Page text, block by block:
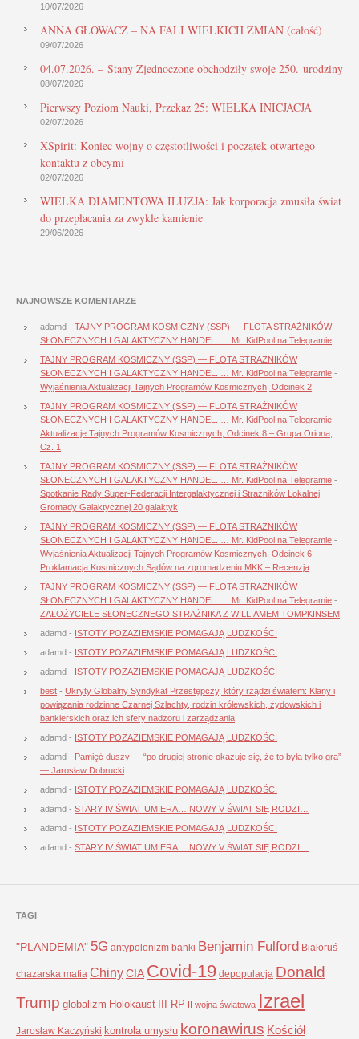
10/07/2026
ANNA GŁOWACZ – NA FALI WIELKICH ZMIAN (całość)
09/07/2026
04.07.2026. – Stany Zjednoczone obchodziły swoje 250. urodziny
08/07/2026
Pierwszy Poziom Nauki, Przekaz 25: WIELKA INICJACJA
02/07/2026
XSpirit: Koniec wojny o częstotliwości i początek otwartego
kontaktu z obcymi
02/07/2026
WIELKA DIAMENTOWA ILUZJA: Jak korporacja zmusiła świat
do przepłacania za zwykłe kamienie
29/06/2026
NAJNOWSZE KOMENTARZE
adamd - TAJNY PROGRAM KOSMICZNY (SSP) — FLOTA STRAŻNIKÓW
SŁONECZNYCH I GALAKTYCZNY HANDEL. … Mr. KidPool na Telegramie
TAJNY PROGRAM KOSMICZNY (SSP) — FLOTA STRAŻNIKÓW
SŁONECZNYCH I GALAKTYCZNY HANDEL. … Mr. KidPool na Telegramie -
Wyjaśnienia Aktualizacji Tajnych Programów Kosmicznych, Odcinek 2
TAJNY PROGRAM KOSMICZNY (SSP) — FLOTA STRAŻNIKÓW
SŁONECZNYCH I GALAKTYCZNY HANDEL. … Mr. KidPool na Telegramie -
Aktualizacje Tajnych Programów Kosmicznych, Odcinek 8 – Grupa Oriona,
Cz. 1
TAJNY PROGRAM KOSMICZNY (SSP) — FLOTA STRAŻNIKÓW
SŁONECZNYCH I GALAKTYCZNY HANDEL. … Mr. KidPool na Telegramie -
Spotkanie Rady Super-Federacji Intergalaktycznej i Strażników Lokalnej
Gromady Galaktycznej 20 galaktyk
TAJNY PROGRAM KOSMICZNY (SSP) — FLOTA STRAŻNIKÓW
SŁONECZNYCH I GALAKTYCZNY HANDEL. … Mr. KidPool na Telegramie -
Wyjaśnienia Aktualizacji Tajnych Programów Kosmicznych, Odcinek 6 –
Proklamacja Kosmicznych Sądów na zgromadzeniu MKK – Recenzja
TAJNY PROGRAM KOSMICZNY (SSP) — FLOTA STRAŻNIKÓW
SŁONECZNYCH I GALAKTYCZNY HANDEL. … Mr. KidPool na Telegramie -
ZAŁOŻYCIELE SŁONECZNEGO STRAŻNIKA Z WILLIAMEM TOMPKINSEM
adamd - ISTOTY POZAZIEMSKIE POMAGAJĄ LUDZKOŚCI
adamd - ISTOTY POZAZIEMSKIE POMAGAJĄ LUDZKOŚCI
adamd - ISTOTY POZAZIEMSKIE POMAGAJĄ LUDZKOŚCI
best - Ukryty Globalny Syndykat Przestępczy, który rządzi światem: Klany i
powiązania rodzinne Czarnej Szlachty, rodzin królewskich, żydowskich i
bankierskich oraz ich sfery nadzoru i zarządzania
adamd - ISTOTY POZAZIEMSKIE POMAGAJĄ LUDZKOŚCI
adamd - Pamięć duszy — “po drugiej stronie okazuje się, że to była tylko gra”
— Jarosław Dobrucki
adamd - ISTOTY POZAZIEMSKIE POMAGAJĄ LUDZKOŚCI
adamd - STARY IV ŚWIAT UMIERA… NOWY V ŚWIAT SIĘ RODZI…
adamd - ISTOTY POZAZIEMSKIE POMAGAJĄ LUDZKOŚCI
adamd - STARY IV ŚWIAT UMIERA… NOWY V ŚWIAT SIĘ RODZI…
TAGI
"PLANDEMIA" 5G antypolonizm banki Benjamin Fulford Białoruś
chazarska mafia ChinyCIA Covid-19 depopulacja Donald
Trump globalizm Holokaust III RP II wojna światowa Izrael
Jarosław Kaczyński kontrola umysłu koronawirus Kościół